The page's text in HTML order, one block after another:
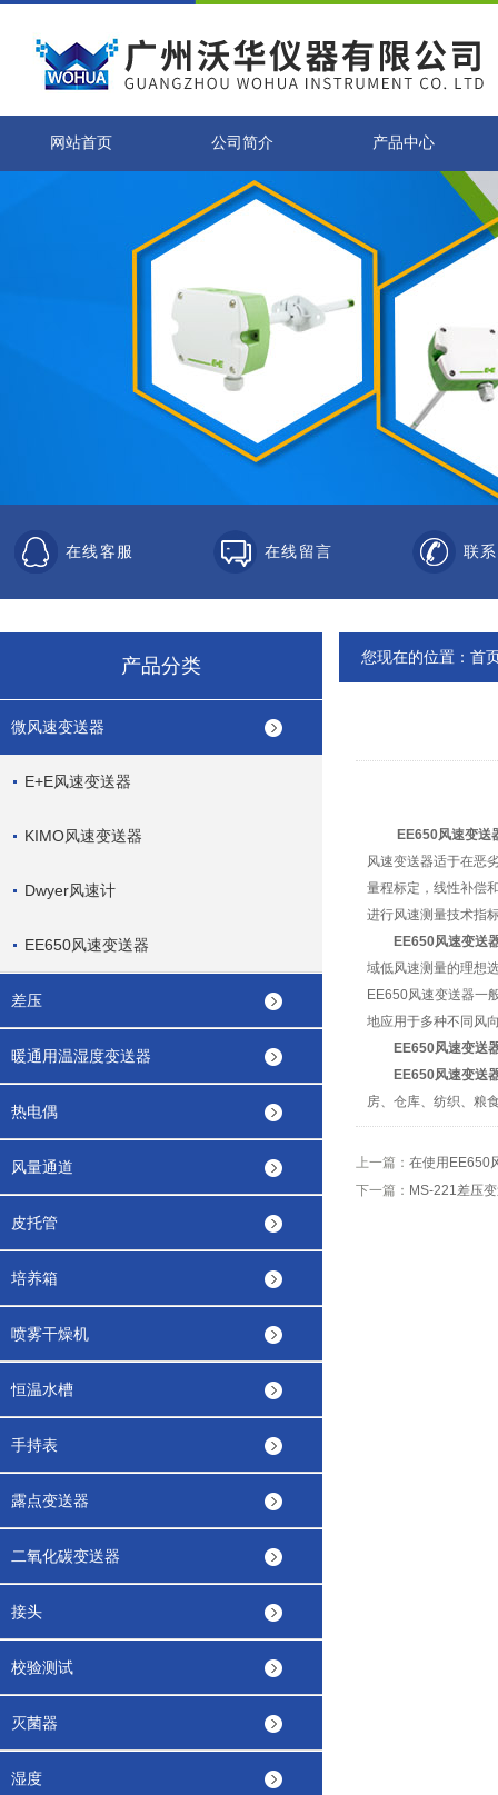
网站首页 公司简介 产品中心
在线客服 在线留言 联
产品分类
微风速变送器
E+E风速变送器
KIMO风速变送器
Dwyer风速计
EE650风速变送器
差压
暖通用温湿度变送器
热电偶
风量通道
皮托管
培养箱
喷雾干燥机
恒温水槽
手持表
露点变送器
二氧化碳变送器
接头
校验测试
灭菌器
湿度
您现在的位置： 首
EE650风速变送
风速变送器适于在恶
量程标定，线性补偿
进行风速测量技术指
EE650风速变送
域低风速测量的理想
EE650风速变送器一
地应用于多种不同风
EE650风速变送
EE650风速变送
房、仓库、纺织、粮
上一篇： 在使用EE650
下一篇： MS-221差压